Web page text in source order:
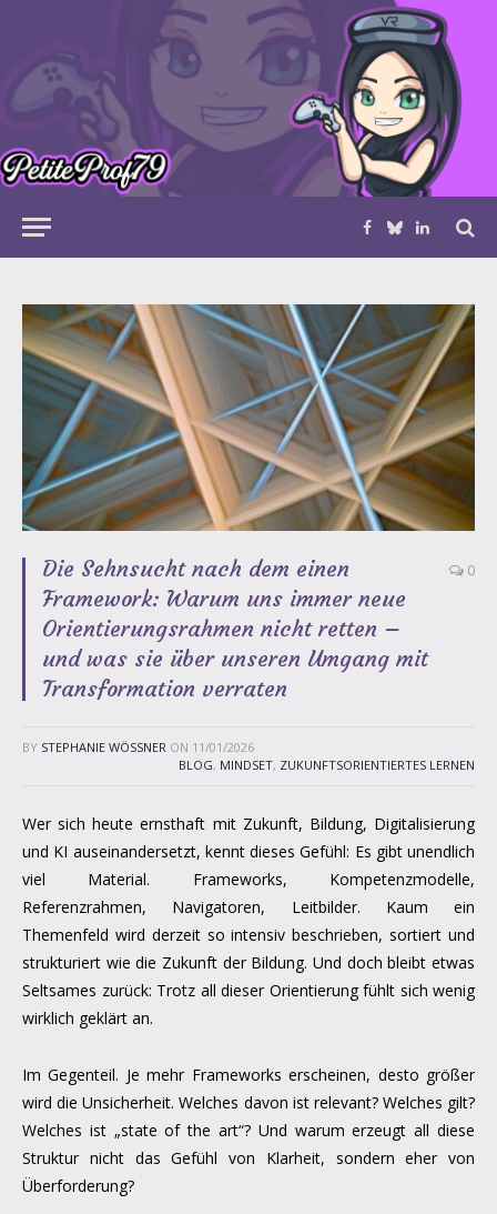
Facebook
BlueskyLinkedIn
Die Sehnsucht nach dem einen
Framework: Warum uns immer neue
Orientierungsrahmen nicht retten –
und was sie über unseren Umgang mit
Transformation verraten
0
BY STEPHANIE WÖSSNER ON 11/01/2026
BLOG, MINDSET, ZUKUNFTSORIENTIERTES LERNEN
Wer sich heute ernsthaft mit Zukunft, Bildung, Digitalisierung
und KI auseinandersetzt, kennt dieses Gefühl: Es gibt unendlich
viel Material. Frameworks, Kompetenzmodelle,
Referenzrahmen, Navigatoren, Leitbilder. Kaum ein
Themenfeld wird derzeit so intensiv beschrieben, sortiert und
strukturiert wie die Zukunft der Bildung. Und doch bleibt etwas
Seltsames zurück: Trotz all dieser Orientierung fühlt sich wenig
wirklich geklärt an.
Im Gegenteil. Je mehr Frameworks erscheinen, desto größer
wird die Unsicherheit. Welches davon ist relevant? Welches gilt?
Welches ist „state of the art“? Und warum erzeugt all diese
Struktur nicht das Gefühl von Klarheit, sondern eher von
Überforderung?